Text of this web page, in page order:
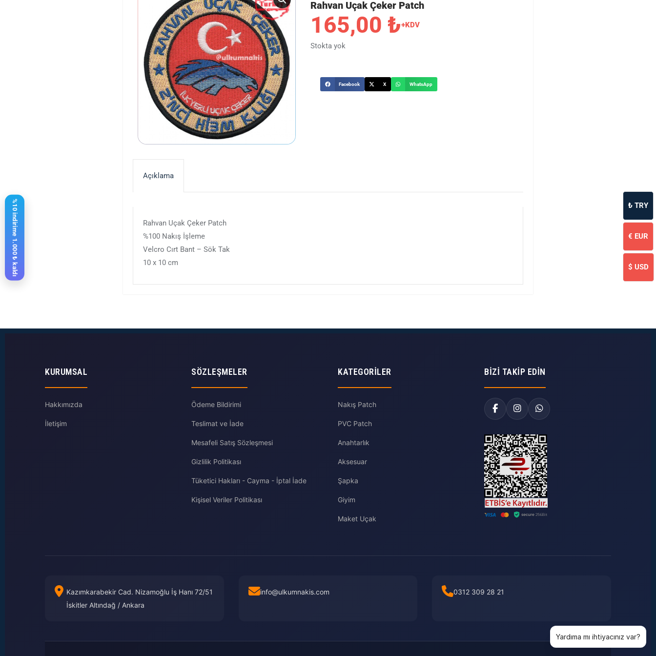
Rahvan Uçak Çeker Patch
165,00 ₺+KDV
Stokta yok
Facebook X WhatsApp
Açıklama
Rahvan Uçak Çeker Patch
%100 Nakış İşleme
Velcro Cırt Bant – Sök Tak
10 x 10 cm
KURUMSAL
Hakkımızda
İletişim
SÖZLEŞMELER
Ödeme Bildirimi
Teslimat ve İade
Mesafeli Satış Sözleşmesi
Gizlilik Politikası
Tüketici Hakları - Cayma - İptal İade
Kişisel Veriler Politikası
KATEGORILER
Nakış Patch
PVC Patch
Anahtarlık
Aksesuar
Şapka
Giyim
Maket Uçak
BIZI TAKIP EDIN
Kazımkarabekir Cad. Nizamoğlu İş Hanı 72/51
İskitler Altındağ / Ankara
info@ulkumnakis.com 0312 309 28 21
%10 indirime 1.000 ₺ kaldı ₺ TRY
€ EUR
$ USD
Yardıma mı ihtiyacınız var?